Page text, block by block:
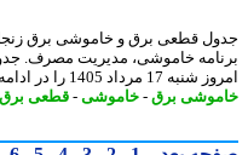
خاموشی، مدیریت مصرف. جدول
1405 را در ادامه مشاهده کنید. - ، از ...
برق - خاموشی-قطعی برق -